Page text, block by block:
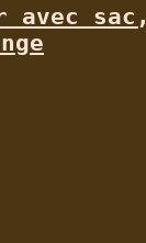
avec sac,